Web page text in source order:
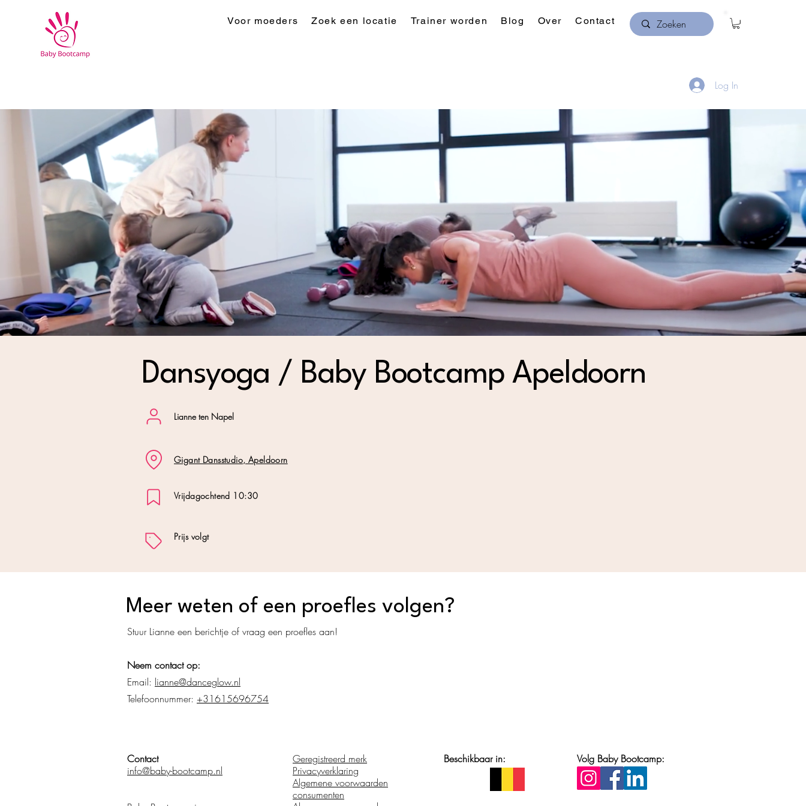
Voor moeders Zoek een locatie Trainer worden Blog Over Contact
Log In
Dansyoga / Baby Bootcamp Apeldoorn
Lianne ten Napel
Gigant Dansstudio, Apeldoorn
Vrijdagochtend 10:30
Prijs volgt
Meer weten of een proefles volgen?
Stuur Lianne een berichtje of vraag een proefles aan!
Neem contact op:
Email: lianne@danceglow.nl
Telefoonnummer: +31615696754
Contact
info@baby-bootcamp.nl
Geregistreerd merk
Privacyverklaring
Algemene voorwaarden
consumenten
Beschikbaar in: Volg Baby Bootcamp: